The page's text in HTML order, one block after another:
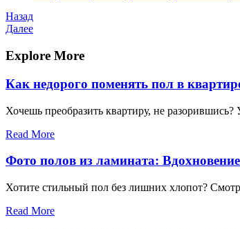
Навигация
по
записям
Предыдущая
запись
Назад
Следующая
Далее
Explore More
Как недорого поменять пол в
Хочешь преобразить квартиру, не
Read More
Фото полов из ламината:
Хотите стильный пол без лишних хлопот?
Read More